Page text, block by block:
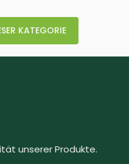
KATEGORIE
unserer Produkte.